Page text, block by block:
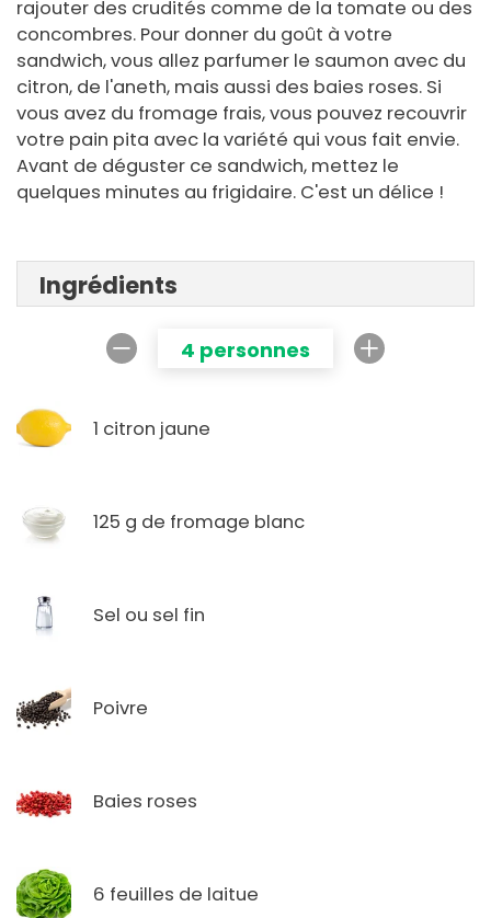
rajouter des crudités comme de la tomate ou des
concombres. Pour donner du goût à votre
sandwich, vous allez parfumer le saumon avec du
citron, de l'aneth, mais aussi des baies roses. Si
vous avez du fromage frais, vous pouvez recouvrir
votre pain pita avec la variété qui vous fait envie.
Avant de déguster ce sandwich, mettez le
quelques minutes au frigidaire. C'est un délice !
Ingrédients
4 personnes
1 citron jaune
125 g de fromage blanc
Sel ou sel fin
Poivre
Baies roses
6 feuilles de laitue